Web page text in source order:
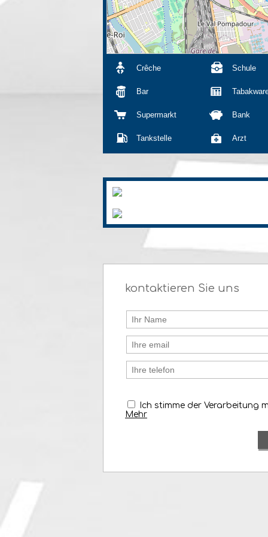
Crêche Schule
Bar
Supermarkt Bank
Tankstelle Arzt
kontaktieren Sie uns
Ich stimme der Verarbeitung
Mehr